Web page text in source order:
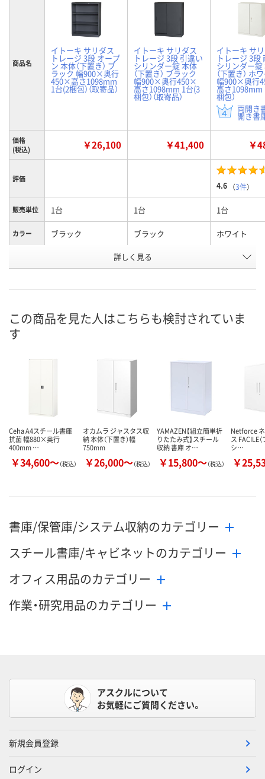
商品名
イトーキ サリダス
トレージ 3段 オープ
ン 本体（下置き） ブ
ラック 幅900×奥行
450×高さ1098mm
1台(2梱包）（取寄品）
イトーキ サリダス
トレージ 3段 引違い
シリンダー錠 本体
（下置き） ブラック
幅900×奥行450×
高さ1098mm 1台(3
梱包）（取寄品）
イトーキ サ
トレージ 3段
シリンダー錠
（下置き） ホ
幅900×奥行
高さ1098mm
梱包）
両開き
開き書
価格
(税込)
￥26,100 ￥41,400 ￥
評価
4.6 （3件）
販売単位 1台 1台 1台
カラー ブラック ブラック ホワイト
1098mm 1098mm
号
在庫
お届け日 8月26日（水）
カゴへ カ
詳しく見る
この商品を見た人はこちらも検討されていま
す
Ceha A4スチール書庫
抗菌 幅880×奥行
400mm …
￥34,600～（税込）
オカムラ ジャスタス収
納 本体（下置き）幅
750mm
￥26,000～（税込）
YAMAZEN【組立簡単折
りたたみ式】スチール
収納 書庫 オ…
￥15,800～（税込）
Netforce
ス FACILE
シ…
￥
書庫/保管庫/システム収納のカテゴリー
スチール書庫/キャビネットのカテゴリー
オフィス用品のカテゴリー
作業・研究用品のカテゴリー
アスクルについて
お気軽にご質問ください。
新規会員登録
ログイン